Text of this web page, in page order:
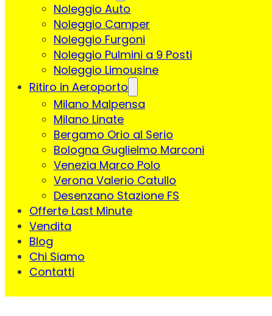
Noleggio Auto
Noleggio Camper
Noleggio Furgoni
Noleggio Pulmini a 9 Posti
Noleggio Limousine
Ritiro in Aeroporto
Milano Malpensa
Milano Linate
Bergamo Orio al Serio
Bologna Guglielmo Marconi
Venezia Marco Polo
Verona Valerio Catullo
Desenzano Stazione FS
Offerte Last Minute
Vendita
Blog
Chi Siamo
Contatti